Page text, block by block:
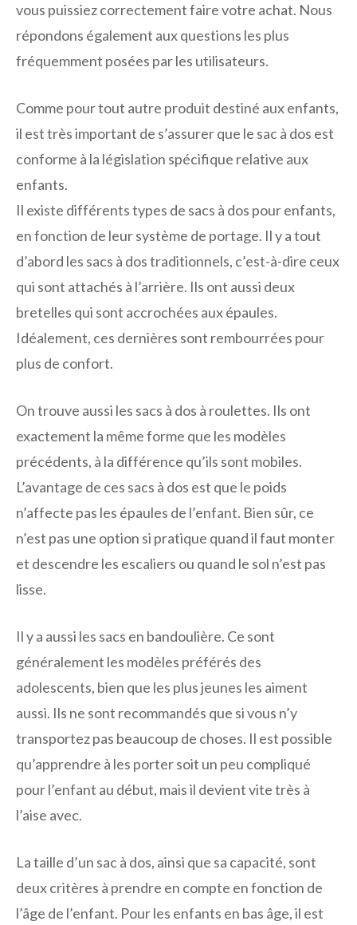
vous puissiez correctement faire votre achat. Nous
répondons également aux questions les plus
fréquemment posées par les utilisateurs.
Comme pour tout autre produit destiné aux enfants,
il est très important de s’assurer que le sac à dos est
conforme à la législation spécifique relative aux
enfants.
Il existe différents types de sacs à dos pour enfants,
en fonction de leur système de portage. Il y a tout
d’abord les sacs à dos traditionnels, c’est-à-dire ceux
qui sont attachés à l’arrière. Ils ont aussi deux
bretelles qui sont accrochées aux épaules.
Idéalement, ces dernières sont rembourrées pour
plus de confort.
On trouve aussi les sacs à dos à roulettes. Ils ont
exactement la même forme que les modèles
précédents, à la différence qu’ils sont mobiles.
L’avantage de ces sacs à dos est que le poids
n’affecte pas les épaules de l’enfant. Bien sûr, ce
n’est pas une option si pratique quand il faut monter
et descendre les escaliers ou quand le sol n’est pas
lisse.
Il y a aussi les sacs en bandoulière. Ce sont
généralement les modèles préférés des
adolescents, bien que les plus jeunes les aiment
aussi. Ils ne sont recommandés que si vous n’y
transportez pas beaucoup de choses. Il est possible
qu’apprendre à les porter soit un peu compliqué
pour l’enfant au début, mais il devient vite très à
l’aise avec.
La taille d’un sac à dos, ainsi que sa capacité, sont
deux critères à prendre en compte en fonction de
l’âge de l’enfant. Pour les enfants en bas âge, il est